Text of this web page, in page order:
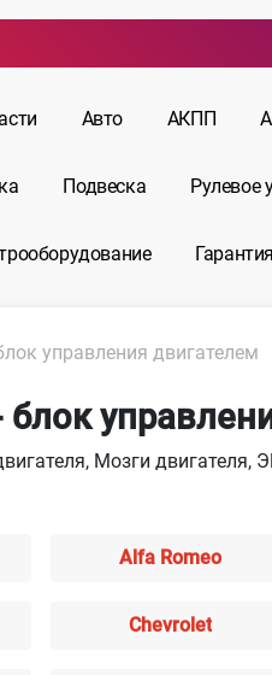
Авто АКПП
Подвеска Рулевое
управления двигателем
блок
Мозги двигателя,
Alfa Romeo
Chevrolet